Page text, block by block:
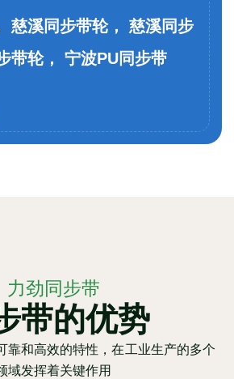
慈溪同步带轮， 慈溪同步
带轮， 宁波PU同步带
力劲同步带
带的优势
靠和高效的特性，在工业生产的多个
域发挥着关键作用